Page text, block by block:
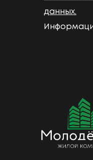
данных.